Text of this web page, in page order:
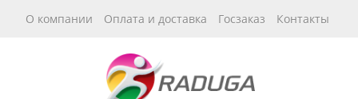
О компании Оплата и доставка Госзаказ Контакты